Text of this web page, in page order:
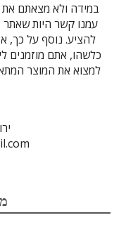
במידה ולא מצאתם את
עמנו קשר היות שאתר
להציע. נוסף על כך,
כלשהו, אתם מוזמנים
למצוא את המוצר
ירון 054-